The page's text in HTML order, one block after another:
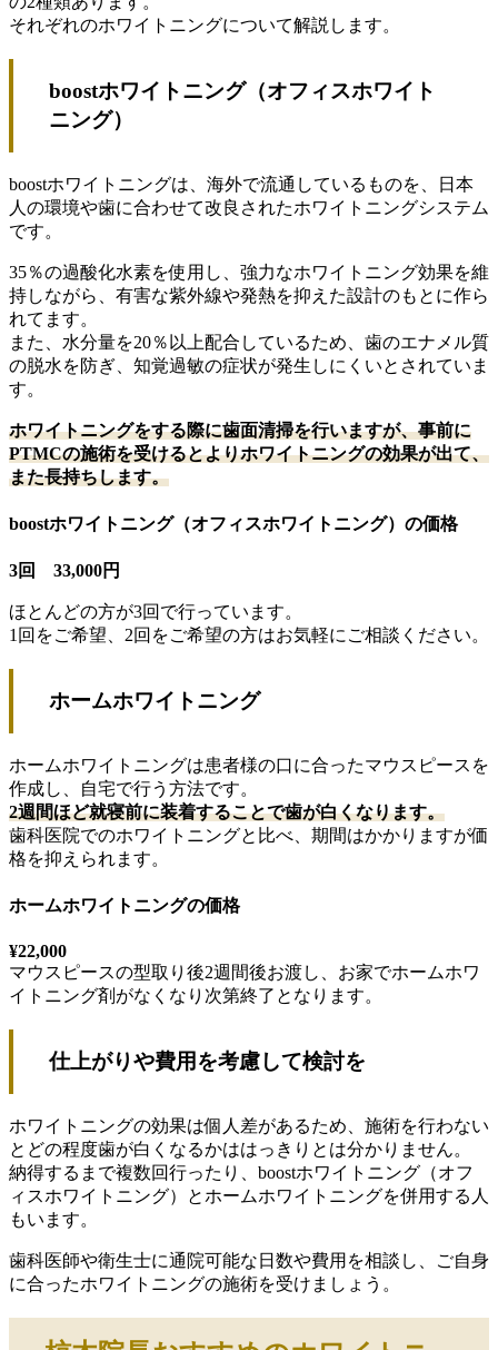
それぞれのホワイトニングについて解説します。
boostホワイトニング（オフィスホワイト
ニング）
boostホワイトニングは、海外で流通しているものを、日本
人の環境や歯に合わせて改良されたホワイトニングシステム
です。
35％の過酸化水素を使用し、強力なホワイトニング効果を維
持しながら、有害な紫外線や発熱を抑えた設計のもとに作ら
れてます。
また、水分量を20％以上配合しているため、歯のエナメル質
の脱水を防ぎ、知覚過敏の症状が発生しにくいとされていま
す。
ホワイトニングをする際に歯面清掃を行いますが、事前に
PTMCの施術を受けるとよりホワイトニングの効果が出て、
また長持ちします。
boostホワイトニング（オフィスホワイトニング）の価格
3回 33,000円
ほとんどの方が3回で行っています。
1回をご希望、2回をご希望の方はお気軽にご相談ください。
ホームホワイトニング
ホームホワイトニングは患者様の口に合ったマウスピースを
作成し、自宅で行う方法です。
2週間ほど就寝前に装着することで歯が白くなります。
歯科医院でのホワイトニングと比べ、期間はかかりますが価
格を抑えられます。
ホームホワイトニングの価格
¥22,000
マウスピースの型取り後2週間後お渡し、お家でホームホワ
イトニング剤がなくなり次第終了となります。
仕上がりや費用を考慮して検討を
ホワイトニングの効果は個人差があるため、施術を行わない
とどの程度歯が白くなるかははっきりとは分かりません。
納得するまで複数回行ったり、boostホワイトニング（オフ
ィスホワイトニング）とホームホワイトニングを併用する人
もいます。
歯科医師や衛生士に通院可能な日数や費用を相談し、ご自身
に合ったホワイトニングの施術を受けましょう。